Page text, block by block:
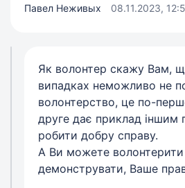
Павел Неживых 08.11.2023,
Як волонтер скажу Вам,
випадках неможливо не
волонтерство, це по-
друге дає приклад іншим
робити добру справу.
А Ви можете волонтерити
демонструвати, Ваше